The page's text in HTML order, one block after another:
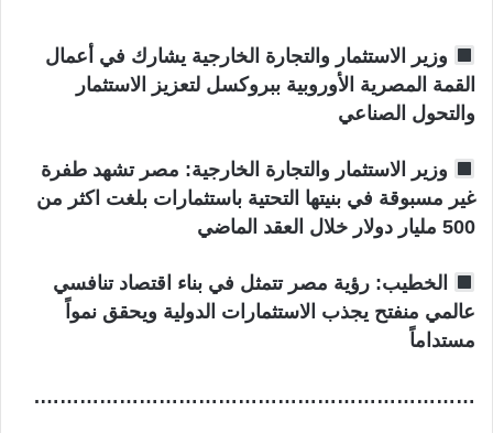
ا
وزير الاستثمار والتجارة الخارجية يشارك في أعمال
القمة المصرية الأوروبية ببروكسل لتعزيز الاستثمار
والتحول الصناعي
وزير الاستثمار والتجارة الخارجية: مصر تشهد طفرة
غير مسبوقة في بنيتها التحتية باستثمارات بلغت اكثر من
500 مليار دولار خلال العقد الماضي
الخطيب: رؤية مصر تتمثل في بناء اقتصاد تنافسي
عالمي منفتح يجذب الاستثمارات الدولية ويحقق نمواً
مستداماً
………………………………………………………….